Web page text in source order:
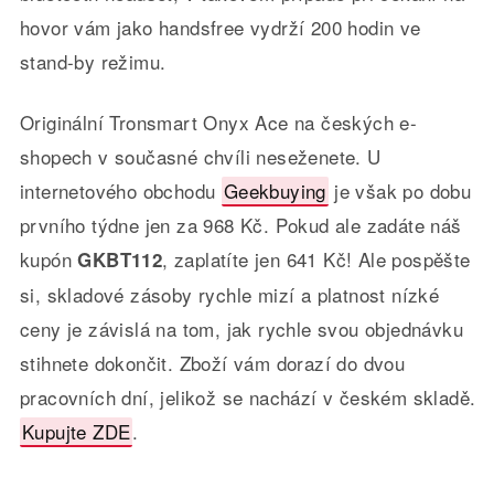
hovor vám jako handsfree vydrží 200 hodin ve
stand-by režimu.
Originální Tronsmart Onyx Ace na českých e-
shopech v současné chvíli neseženete. U
internetového obchodu Geekbuying je však po dobu
prvního týdne jen za 968 Kč. Pokud ale zadáte náš
kupónGKBT112, zaplatíte jen 641 Kč! Ale pospěšte
si, skladové zásoby rychle mizí a platnost nízké
ceny je závislá na tom, jak rychle svou objednávku
stihnete dokončit. Zboží vám dorazí do dvou
pracovních dní, jelikož se nachází v českém skladě.
Kupujte ZDE.